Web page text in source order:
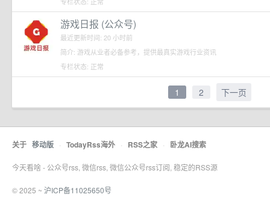
游戏日报 (公众号)
最近更新时间: 20 小时前
简介: 游戏从业者必备参考，提供最真实游戏行业资讯
专栏状态: 正常
1 2 下一页
关于 移动版 · TodayRss海外 · RSS之家 · 卧龙AI搜索
今天看啥 - 公众号rss, 微信rss, 微信公众号rss订阅, 稳定的RSS源
© 2025 ~ 沪ICP备11025650号